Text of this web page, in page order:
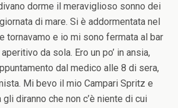
dorme il meraviglioso sonno dei
di mare. Si è addormentata nel
tornavamo e io mi sono fermata al bar
da sola. Ero un po’ in ansia,
dal medico alle 8 di sera,
Mi bevo il mio Campari Spritz e
diranno che non c’è niente di cui